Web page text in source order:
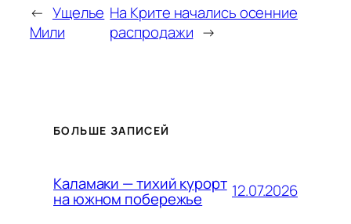
← Ущелье
Мили
На Крите начались осенние
распродажи →
БОЛЬШЕ ЗАПИСЕЙ
Каламаки — тихий курорт
на южном побережье 12.07.2026